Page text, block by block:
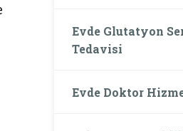
Evde Glutatyon
Tedavisi
Evde Doktor